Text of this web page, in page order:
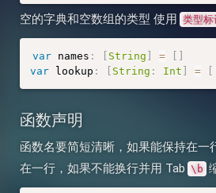
空的字典和空数组的类型 使用 类型标
var names : String =
var lookup : String : Int =
函数声明
函数名要简短清晰，如果能保持在一
在一行，如果不能换行并用 Tab \b